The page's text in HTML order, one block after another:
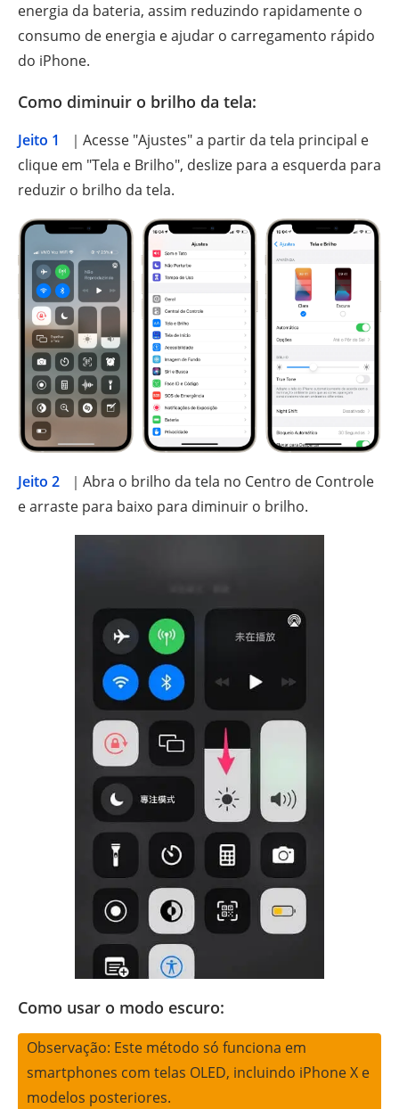
energia da bateria, assim reduzindo rapidamente o
consumo de energia e ajudar o carregamento rápido
do iPhone.
Como diminuir o brilho da tela:
Jeito 1
｜Acesse "Ajustes" a partir da tela principal e
clique em "Tela e Brilho", deslize para a esquerda para
reduzir o brilho da tela.
Jeito 2
｜Abra o brilho da tela no Centro de Controle
e arraste para baixo para diminuir o brilho.
Como usar o modo escuro:
Observação: Este método só funciona em
smartphones com telas OLED, incluindo iPhone X e
modelos posteriores.